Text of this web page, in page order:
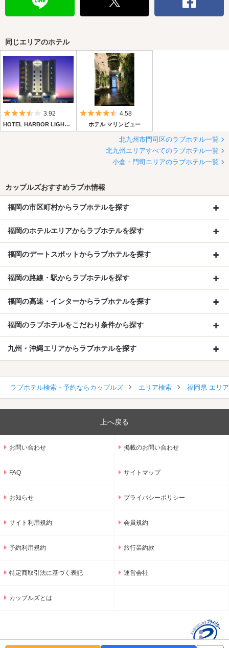
同じエリアのホテル
5つ星のうち3.5
3.92
HOTEL HARBOR LIGHT 門司
5つ星のうち4.5
4.58
ホテル マリンビュー
北九州市門司区のラブホテル一覧
北九州エリアすべてのラブホテル一覧
小倉・門司エリアのラブホテル一覧
カップルズおすすめラブホ情報
福岡の市区町村からラブホテルを探す
福岡のホテルエリアからラブホテルを探す
福岡のデートスポットからラブホテルを探す
福岡の路線・駅からラブホテルを探す
福岡の高速・インターからラブホテルを探す
福岡のラブホテルをこだわり条件から探す
九州・沖縄エリアからラブホテルを探す
ラブホテル検索・予約ならカップルズ エリア検索 福岡県 エリ
上へ戻る
お問い合わせ 掲載のお問い合わせ
FAQ サイトマップ
お知らせ プライバシーポリシー
サイト利用規約 会員規約
予約利用規約 旅行業約款
特定商取引法に基づく表記 運営会社
カップルズとは